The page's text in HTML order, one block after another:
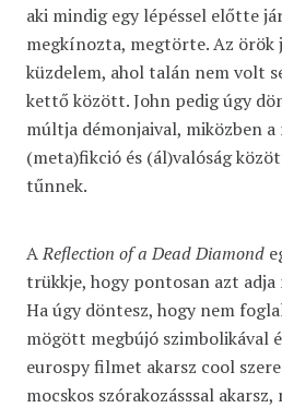
aki mindig egy lépéssel előtte
megkínozta, megtörte. Az örök
küzdelem, ahol talán nem volt
kettő között. John pedig úgy
múltja démonjaival, miközben a
(meta)fikció és (ál)valóság
tűnnek.
AReflection of a Dead Diamond
trükkje, hogy pontosan azt
Ha úgy döntesz, hogy nem
mögött megbújó szimbolikával
eurospy filmet akarsz cool
mocskos szórakozásssal akarsz,